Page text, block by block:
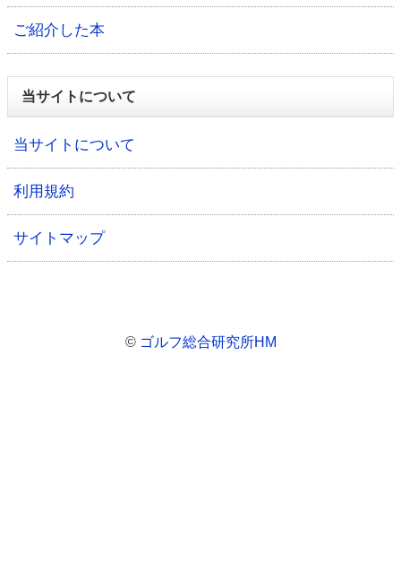
ご紹介した本
当サイトについて
当サイトについて
利用規約
サイトマップ
© ゴルフ総合研究所HM